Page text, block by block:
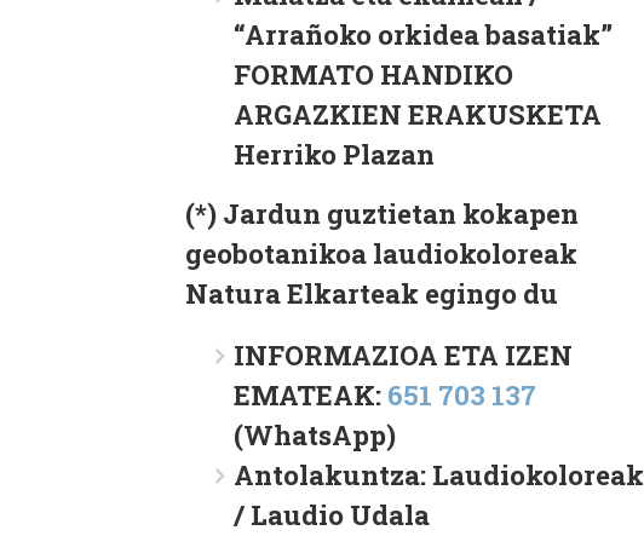
“Arrañoko orkidea basatiak”
FORMATO HANDIKO
ARGAZKIEN ERAKUSKETA
Herriko Plazan
(*) Jardun guztietan kokapen
geobotanikoa laudiokoloreak
Natura Elkarteak egingo du
INFORMAZIOA ETA IZEN
EMATEAK: 651 703 137
(WhatsApp)
Antolakuntza: Laudiokoloreak
/ Laudio Udala